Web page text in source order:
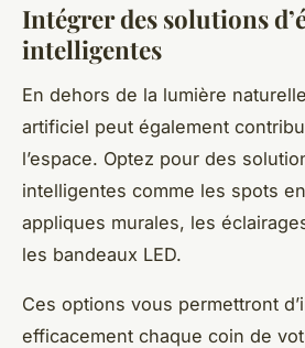
Intégrer des solutions
intelligentes
En dehors de la lumière
artificiel peut également
l’espace. Optez pour des
intelligentes comme les spots
appliques murales, les
les bandeaux LED.
Ces options vous permettront
efficacement chaque coin de